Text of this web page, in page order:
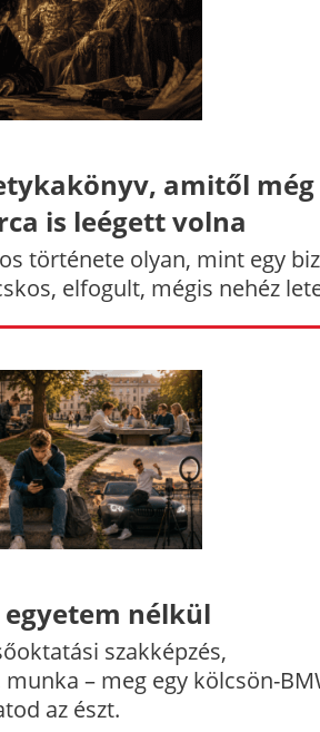
amitől még
is leégett volna
története olyan, mint egy
elfogult, mégis nehéz
egyetem nélkül
szakképzés,
– meg egy kölcsön-
az észt.